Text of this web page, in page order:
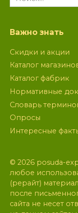
for:
Важно знать
Скидки и акции
Каталог
Каталог фабрик
Нормативные
Словарь
Опросы
Интересные
© 2026 posuda-
любое
(рерайт)
после
сайта не несет